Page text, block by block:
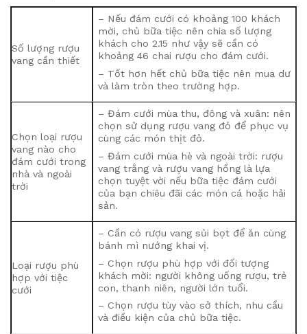
Số lượng rượu
vang cần thiết
– Nếu đám cưới có khoảng 100 khách
mời, chủ bữa tiệc nên chia số lượng
khách cho 2.15 như vậy sẽ cần có
khoảng 46 chai rượu cho đám cưới.
– Tốt hơn hết chủ bữa tiệc nên mua dư
và làm tròn theo trường hợp.
Chọn loại rượu
vang nào cho
đám cưới trong
nhà và ngoài
trời
– Đám cưới mùa thu, đông và xuân: nên
chọn sử dụng rượu vang đỏ để phục vụ
cùng các món thịt đỏ.
– Đám cưới mùa hè và ngoài trời: rượu
vang trắng và rượu vang hồng là lựa
chọn tuyệt vời nếu bữa tiệc đám cưới
của bạn chiêu đãi các món cá hoặc hải
sản.
Loại rượu phù
hợp với tiệc
cưới
– Cần có rượu vang sủi bọt để ăn cùng
bánh mì nướng khai vị.
– Chọn rượu phù hợp với đối tượng
khách mời: người không uống rượu, trẻ
con, thanh niên, người lớn tuổi.
– Chọn rượu tùy vào sở thích, nhu cầu
và điều kiện của chủ bữa tiệc.